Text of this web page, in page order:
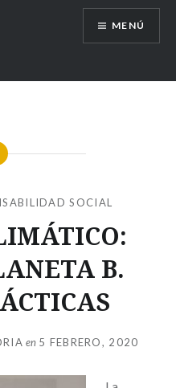
MENÚ
SOCIAL
B.
en 5 FEBRERO, 2020